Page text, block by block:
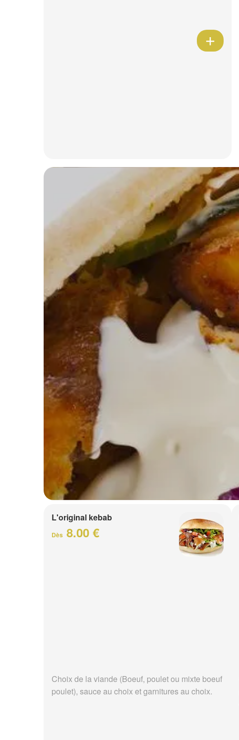
L'original kebab
Dès 8.00 €
Choix de la viande (Boeuf, poulet ou mixte boeuf
poulet), sauce au choix et garnitures au choix.